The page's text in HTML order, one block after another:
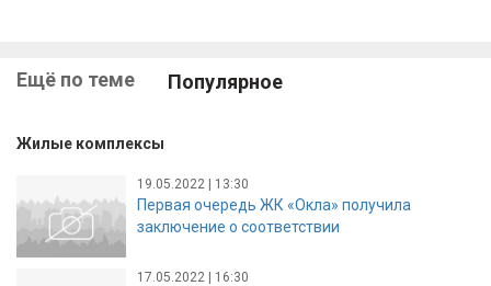
Ещё по теме Популярное
Жилые комплексы
19.05.2022 | 13:30
Первая очередь ЖК «Окла» получила
заключение о соответствии
17.05.2022 | 16:30